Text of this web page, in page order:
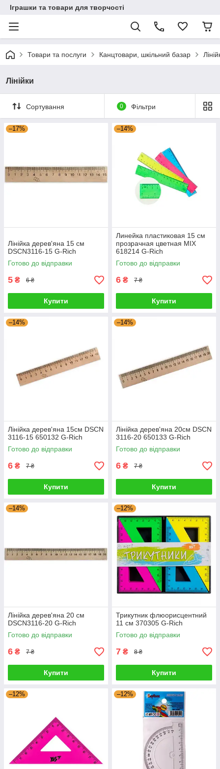
Іграшки та товари для творчості
Товари та послуги Канцтовари, шкільний базар
Лінійки
Сортування 0 Фільтри
–17%
Лінійка дерев'яна 15 см
DSCN3116-15 G-Rich
Готово до відправки
5 ₴ 6 ₴
Купити
–14%
Линейка пластиковая 15 см
прозрачная цветная MIX
618214 G-Rich
Готово до відправки
6 ₴ 7 ₴
Купити
–14%
Лінійка дерев'яна 15см DSCN
3116-15 650132 G-Rich
Готово до відправки
6 ₴ 7 ₴
Купити
–14%
Лінійка дерев'яна 20см DSCN
3116-20 650133 G-Rich
Готово до відправки
6 ₴ 7 ₴
Купити
–14%
Лінійка дерев'яна 20 см
DSCN3116-20 G-Rich
Готово до відправки
6 ₴ 7 ₴
Купити
–12%
Трикутник флюорисцентний
11 см 370305 G-Rich
Готово до відправки
7 ₴ 8 ₴
Купити
–12% –12%